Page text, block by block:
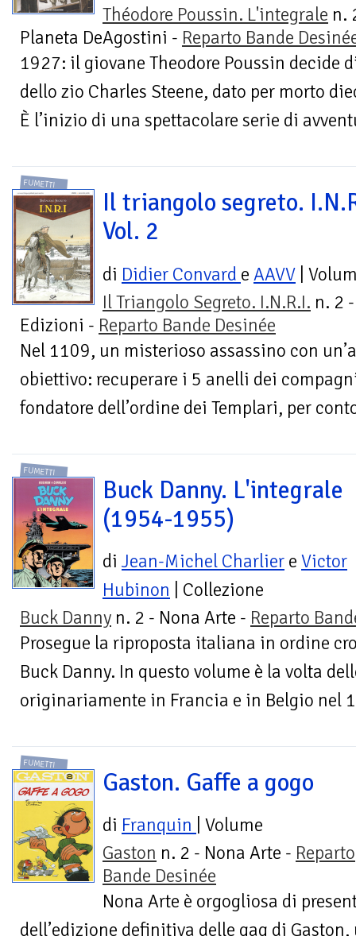
Théodore Poussin. L'integrale n.
Planeta DeAgostini - Reparto Bande
1927: il giovane Theodore Poussin decide
dello zio Charles Steene, dato per morto
È l’inizio di una spettacolare serie di
FUMETTI
Il triangolo segreto.
Vol. 2
di Didier Convard e AAVV |
Il Triangolo Segreto. I.N.R.I. n. 2
Edizioni - Reparto Bande Desinée
Nel 1109, un misterioso assassino con
obiettivo: recuperare i 5 anelli dei
fondatore dell’ordine dei Templari, per
FUMETTI
Buck Danny. L'integrale
(1954-1955)
di Jean-Michel Charlier e Victor
Hubinon | Collezione
Buck Danny n. 2 - Nona Arte - Reparto
Prosegue la riproposta italiana in ordine
Buck Danny. In questo volume è la volta
originariamente in Francia e in Belgio nel
FUMETTI
Gaston. Gaffe a gogo
di Franquin
| Volume
Gaston n. 2 - Nona Arte - Reparto
Bande Desinée
Nona Arte è orgogliosa di
dell’edizione definitiva delle gag di